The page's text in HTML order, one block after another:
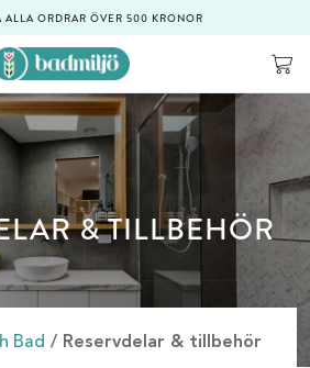
ALLA ORDRAR ÖVER 500 KRONOR
& TILLBEHÖR
Bad / Reservdelar & tillbehör